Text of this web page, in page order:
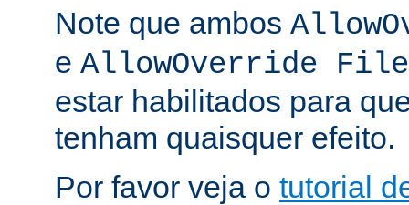
Note que ambos
e AllowOverride
estar habilitados para
tenham quaisquer efeito.
Por favor veja o tutorial